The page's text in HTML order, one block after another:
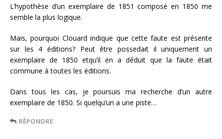
L’hypothèse d’un exemplaire de 1851 composé en 1850 me
semble la plus logique.
Mais, pourquoi Clouard indique que cette faute est présente
sur les 4 éditions? Peut être possedait il uniquement un
exemplaire de 1850 etqu’il en a déduit que la faute était
commune à toutes les éditions.
Dans tous les cas, je poursuis ma recherche d’un autre
exemplaire de 1850. Si quelqu’un a une piste…
RÉPONDRE